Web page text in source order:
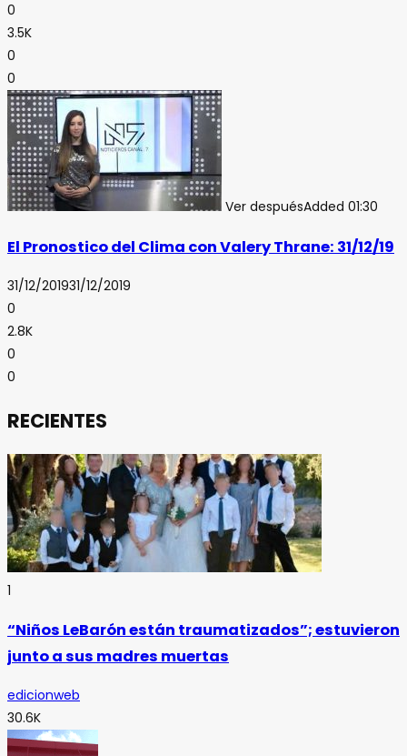
0
3.5K
0
0
Ver despuésAdded 01:30
El Pronostico del Clima con Valery Thrane: 31/12/19
31/12/201931/12/2019
0
2.8K
0
0
RECIENTES
1
“Niños LeBarón están traumatizados”; estuvieron
junto a sus madres muertas
edicionweb
30.6K